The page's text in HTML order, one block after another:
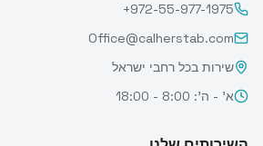
+972-55-977-1975
Office@calherstab.com
שירות בכל רחבי ישראל
א' - ה': 8:00 - 18:00